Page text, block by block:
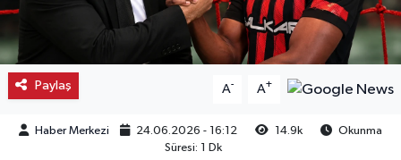
Paylaş A- A+
Haber Merkezi 24.06.2026 - 16:12 14.9k
Okunma
Süresi: 1 Dk
Laçin
Mecitözü